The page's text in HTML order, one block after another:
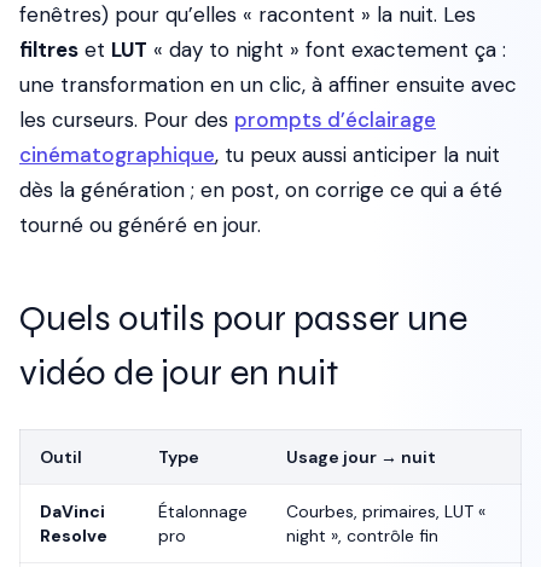
fenêtres) pour qu’elles « racontent » la nuit. Les
filtres et LUT « day to night » font exactement ça :
une transformation en un clic, à affiner ensuite avec
les curseurs. Pour des prompts d’éclairage
cinématographique, tu peux aussi anticiper la nuit
dès la génération ; en post, on corrige ce qui a été
tourné ou généré en jour.
Quels outils pour passer une
vidéo de jour en nuit
Outil Type Usage jour → nuit
DaVinci
Resolve
Étalonnage
pro
Courbes, primaires, LUT «
night », contrôle fin